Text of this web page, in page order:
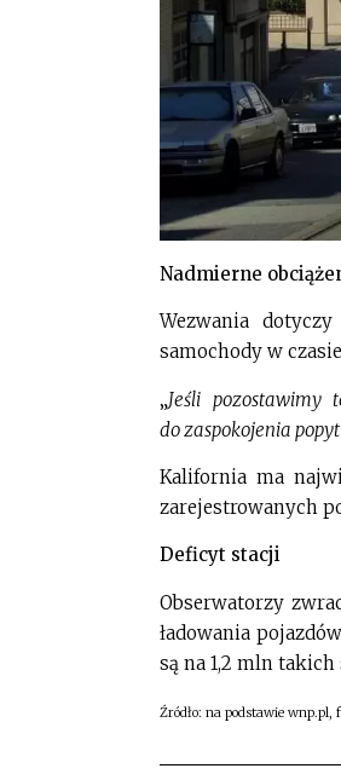
Nadmierne
Wezwania
samochody w
„Jeśli pozostawimy
do zaspokojenia
Kalifornia ma
zarejestrowanych
Deficyt stacji
Obserwatorzy
ładowania
są na 1,2 mln
Źródło: na podstawie wnp.pl,